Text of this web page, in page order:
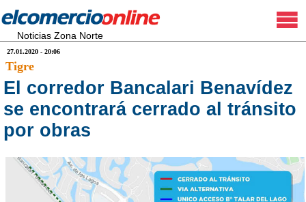
Noticias Zona Norte
27.01.2020 - 20:06
Tigre
El corredor Bancalari Benavídez
se encontrará cerrado al tránsito
por obras